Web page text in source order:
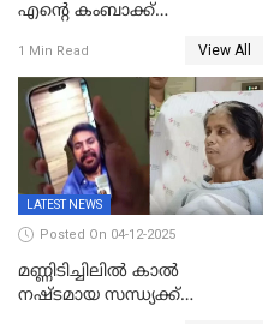
എന്റെ കംബാക്ക്
പുറത്ത്
1 Min Read View All
LATEST NEWS
Posted On 04-12-2025
മണ്ണിടിച്ചിലിൽ കാല്‍
നഷ്ടമായ സന്ധ്യക്ക്